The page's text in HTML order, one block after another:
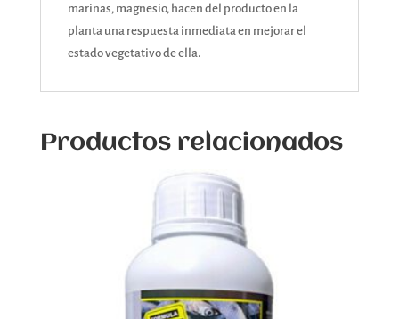
marinas, magnesio, hacen del producto en la
planta una respuesta inmediata en mejorar el
estado vegetativo de ella.
Productos relacionados